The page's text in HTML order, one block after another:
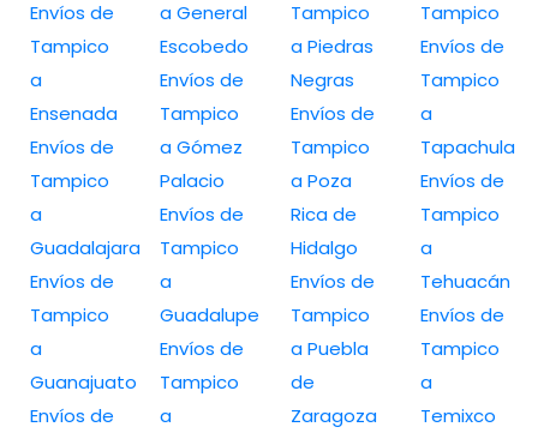
Envíos de
Tampico
a
Ensenada
Envíos de
Tampico
a
Guadalajara
Envíos de
Tampico
a
Guanajuato
Envíos de
a General
Escobedo
Envíos de
Tampico
a Gómez
Palacio
Envíos de
Tampico
a
Guadalupe
Envíos de
Tampico
a
Tampico
a Piedras
Negras
Envíos de
Tampico
a Poza
Rica de
Hidalgo
Envíos de
Tampico
a Puebla
de
Zaragoza
Tampico
Envíos de
Tampico
a
Tapachula
Envíos de
Tampico
a
Tehuacán
Envíos de
Tampico
a
Temixco